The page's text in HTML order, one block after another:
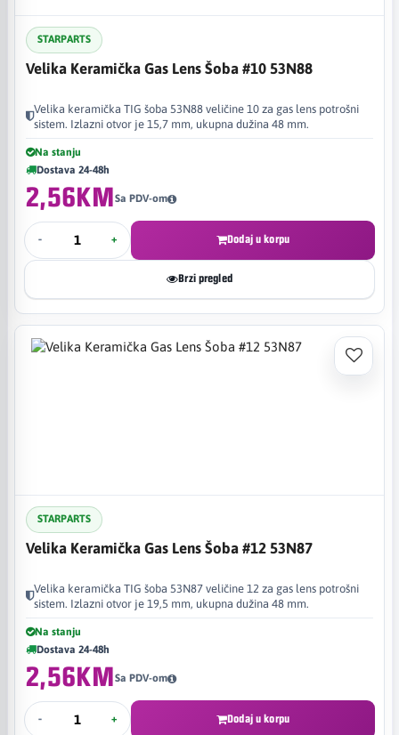
STARPARTS
Velika Keramička Gas Lens Šoba #10 53N88
Velika keramička TIG šoba 53N88 veličine 10 za gas lens potrošni
sistem. Izlazni otvor je 15,7 mm, ukupna dužina 48 mm.
Na stanju
Dostava 24-48h
2,56KMSa PDV-om
- + Dodaj u korpu
Brzi pregled
STARPARTS
Velika Keramička Gas Lens Šoba #12 53N87
Velika keramička TIG šoba 53N87 veličine 12 za gas lens potrošni
sistem. Izlazni otvor je 19,5 mm, ukupna dužina 48 mm.
Na stanju
Dostava 24-48h
2,56KMSa PDV-om
- + Dodaj u korpu